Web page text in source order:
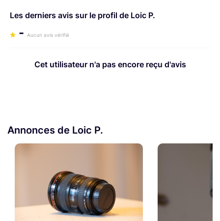
Les derniers avis sur le profil de Loic P.
- Aucun avis vérifié
Cet utilisateur n'a pas encore reçu d'avis
Annonces de Loic P.